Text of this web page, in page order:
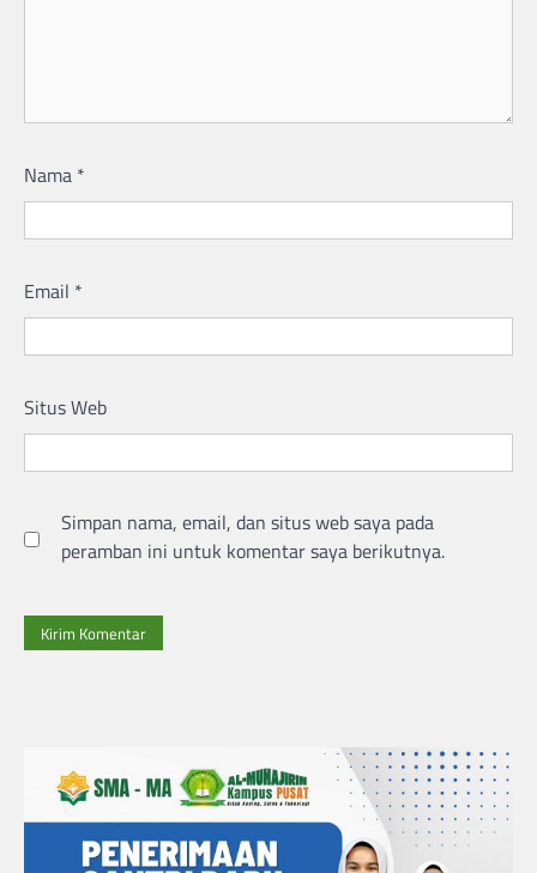
Nama *
Email *
Situs Web
Simpan nama, email, dan situs web saya pada
peramban ini untuk komentar saya berikutnya.